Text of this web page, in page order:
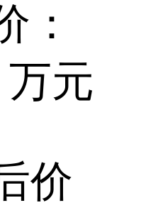
：
万元
价